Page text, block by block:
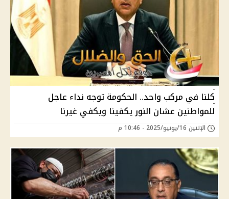
كلنا في مركب واحد.. الحكومة توجه نداء عاجل
للمواطنين عشان النور يكفينا ويكفي غيرنا
الإثنين 16/يونيو/2025 - 10:46 م